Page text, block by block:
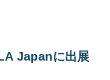
Japanに出展